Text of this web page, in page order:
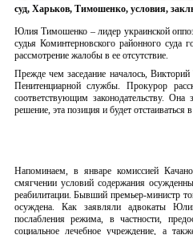
суд, Харьков, Тимошенко, условия,
Юлия Тимошенко – лидер украинской
судья Коминтерновского районного
рассмотрение жалобы в ее отсутствие.
Прежде чем заседание началось,
Пенитенциарной службы. Прокурор
соответствующим законодательству.
решение, эта позиция и будет отстаиваться
Напоминаем, в январе комиссией
смягчении условий содержания
реабилитации. Бывший премьер-министр
осуждена. Как заявляли адвокаты
послабления режима, в частности,
социальное лечебное учреждение, а